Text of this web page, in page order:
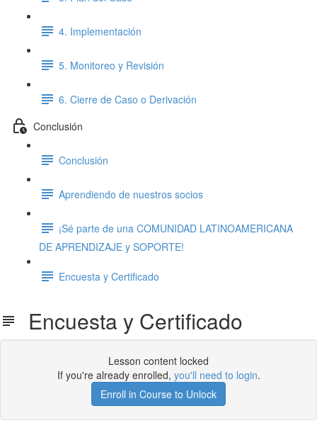
4. Implementación
5. Monitoreo y Revisión
6. Cierre de Caso o Derivación
Conclusión
Conclusión
Aprendiendo de nuestros socios
¡Sé parte de una COMUNIDAD LATINOAMERICANA
DE APRENDIZAJE y SOPORTE!
Encuesta y Certificado
Encuesta y Certificado
Lesson content locked
If you're already enrolled, you'll need to login.
Enroll in Course to Unlock